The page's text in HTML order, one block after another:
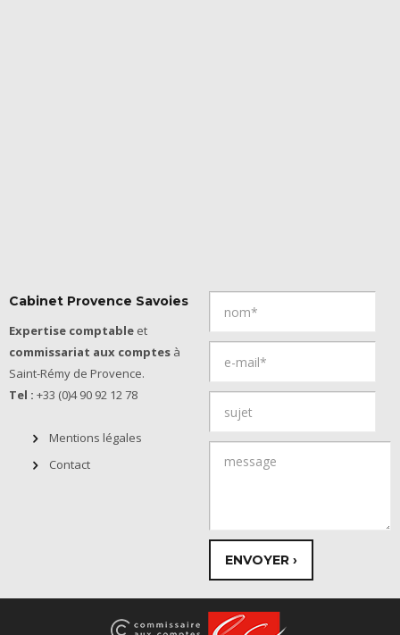
Cabinet Provence Savoies
Expertise comptable et
commissariat aux comptes à
Saint-Rémy de Provence.
Tel : +33 (0)4 90 92 12 78
Mentions légales
Contact